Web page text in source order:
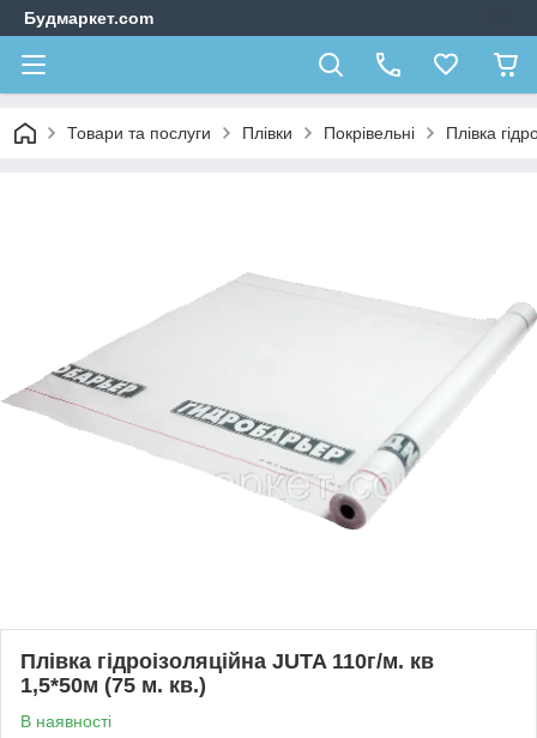
Будмаркет.com
Товари та послуги Плівки Покрівельні Плівка
Плівка гідроізоляційна JUTA 110г/м. кв
1,5*50м (75 м. кв.)
В наявності